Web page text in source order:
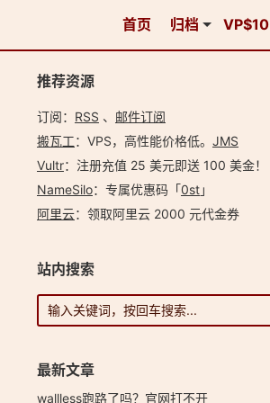
首页 归档 VP$10
推荐资源
订阅： RSS 、 邮件订阅
搬瓦工：VPS，高性能价格低。️ JMS
Vultr：注册充值 25 美元即送 100 美金！
NameSilo：专属优惠码「0st」
阿里云：领取阿里云 2000 元代金券
站内搜索
最新文章
wallless跑路了吗？官网打不开